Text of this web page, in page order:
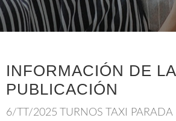
INFORMACIÓN DE LA
PUBLICACIÓN
6/TT/2025 TURNOS TAXI PARADA